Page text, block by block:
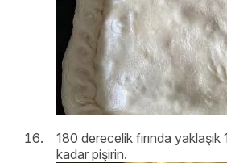
180 derecelik fırında
kadar pişirin.